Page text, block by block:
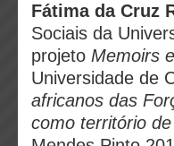
Fátima da Cruz
Sociais da
projeto Memoirs
Universidade de
africanos das
como território